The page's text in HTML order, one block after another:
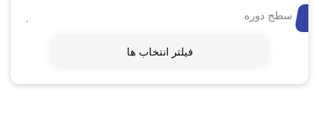
سطح دوره
فیلتر انتخاب ها